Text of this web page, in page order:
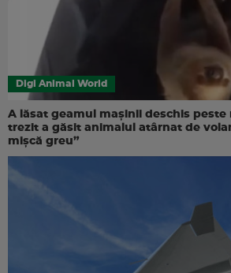
Digi Animal World
A lăsat geamul mașinii deschis peste
trezit a găsit animalul atârnat de
mișcă greu”